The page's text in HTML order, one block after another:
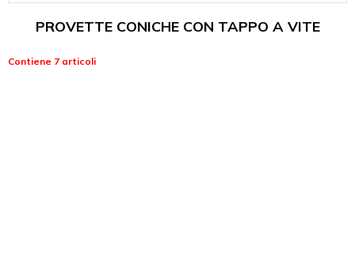
PROVETTE CONICHE CON TAPPO A VITE
Contiene 7 articoli